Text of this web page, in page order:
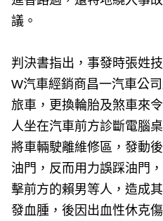
議。
判決書指出，事發時張姓
W汽車經銷商昌一汽車公
旅車，更換輪胎及煞車來
人坐在汽車前方診斷電腦
將車輛駛離維修區，發動
油門，反而用力誤踩油門
擊前方的賴男等人，造成
發血腫，後因出血性休克